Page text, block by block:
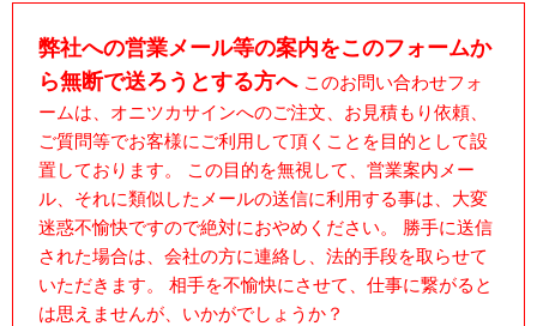
弊社への営業メール等の案内をこのフォームか
ら無断で送ろうとする方へ このお問い合わせフォ
ームは、オニツカサインへのご注文、お見積もり依頼、
ご質問等でお客様にご利用して頂くことを目的として設
置しております。 この目的を無視して、営業案内メー
ル、それに類似したメールの送信に利用する事は、大変
迷惑不愉快ですので絶対におやめください。 勝手に送信
された場合は、会社の方に連絡し、法的手段を取らせて
いただきます。 相手を不愉快にさせて、仕事に繋がると
は思えませんが、いかがでしょうか？